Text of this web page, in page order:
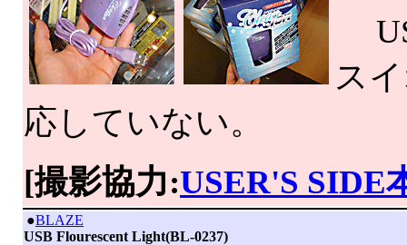
ス
応していない。
[撮影協力:USER'S SIDE
●BLAZE
USB Flourescent Light(BL-0237)